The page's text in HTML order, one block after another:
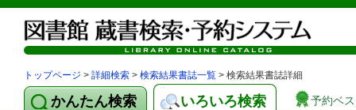
トップページ > 詳細検索 > 検索結果書誌一覧 > 検索結果書誌詳細
かんたん検索 いろいろ検索 予約ベ